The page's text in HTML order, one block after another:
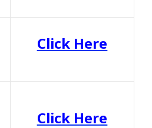
Click Here
Click Here